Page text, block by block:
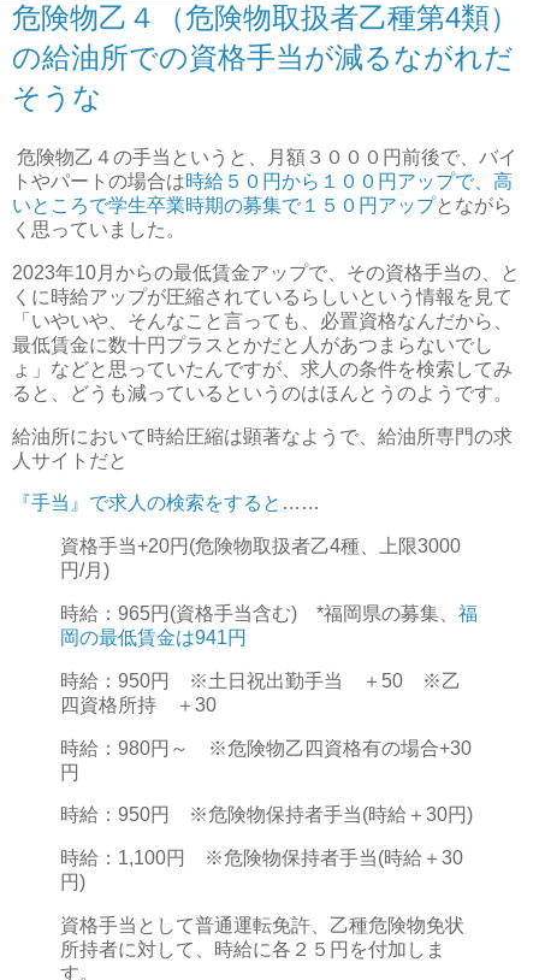
危険物乙４（危険物取扱者乙種第4類）
の給油所での資格手当が減るながれだ
そうな
危険物乙４の手当というと、月額３０００円前後で、バイ
トやパートの場合は時給５０円から１００円アップで、高
いところで学生卒業時期の募集で１５０円アップとながら
く思っていました。
2023年10月からの最低賃金アップで、その資格手当の、と
くに時給アップが圧縮されているらしいという情報を見て
「いやいや、そんなこと言っても、必置資格なんだから、
最低賃金に数十円プラスとかだと人があつまらないでし
ょ」などと思っていたんですが、求人の条件を検索してみ
ると、どうも減っているというのはほんとうのようです。
給油所において時給圧縮は顕著なようで、給油所専門の求
人サイトだと
『手当』で求人の検索をすると ……
資格手当+20円(危険物取扱者乙4種、上限3000
円/月)
時給：965円(資格手当含む) *福岡県の募集、 福
岡の最低賃金は941円
時給：950円 ※土日祝出勤手当 ＋50 ※乙
四資格所持 ＋30
時給：980円～ ※危険物乙四資格有の場合+30
円
時給：950円 ※危険物保持者手当(時給＋30円)
時給：1,100円 ※危険物保持者手当(時給＋30
円)
資格手当として普通運転免許、乙種危険物免状
所持者に対して、時給に各２５円を付加しま
す。